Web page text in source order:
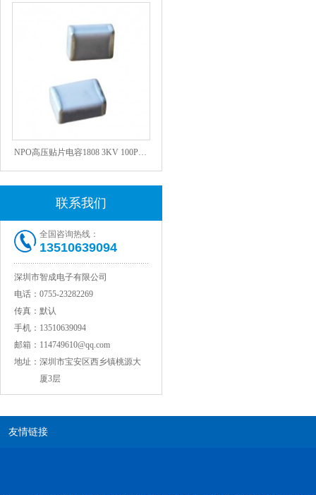
联系我们
全国咨询热线：
13510639094
深圳市智成电子有限公司
电话： 0755-23282269
传真： 默认
手机： 13510639094
邮箱： 114749610@qq.com
地址： 深圳市宝安区西乡镇桃源大
厦3层
友情链接